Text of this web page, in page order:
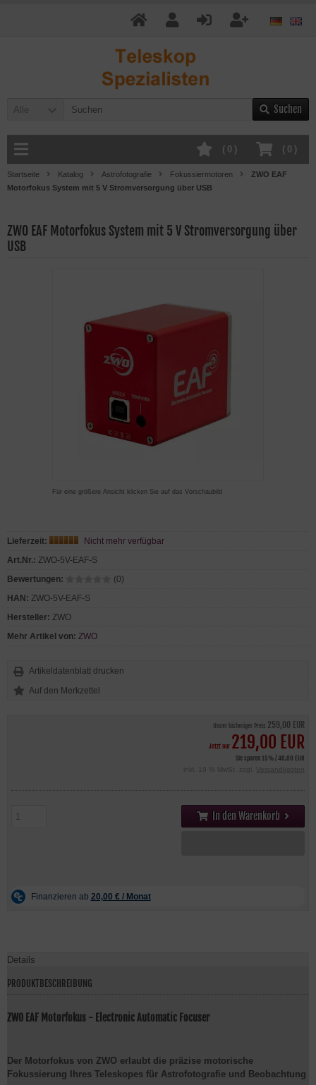
Alle Suchen
( 0 )
( 0 )
Startseite Katalog Astrofotografie Fokussiermotoren
ZWO EAF
Motorfokus System mit 5 V Stromversorgung über USB
ZWO EAF Motorfokus System mit 5 V Stromversorgung über
USB
Für eine größere Ansicht klicken Sie auf das Vorschaubild
Unser bisheriger Preis 259,00 EUR
Jetzt nur 219,00 EUR
Sie sparen 15% / 40,00 EUR
inkl. 19 % MwSt. zzgl.
Versandkosten
In den Warenkorb
Lieferzeit:
Nicht mehr verfügbar
Art.Nr.: ZWO-5V-EAF-S
Bewertungen:
(0)
HAN: ZWO-5V-EAF-S
Hersteller: ZWO
Mehr Artikel von: ZWO
Artikeldatenblatt drucken
Details
PRODUKTBESCHREIBUNG
ZWO EAF Motorfokus - Electronic Automatic Focuser
Der Motorfokus von ZWO erlaubt die präzise motorische
Fokussierung Ihres Teleskopes für Astrofotografie und Beobachtung